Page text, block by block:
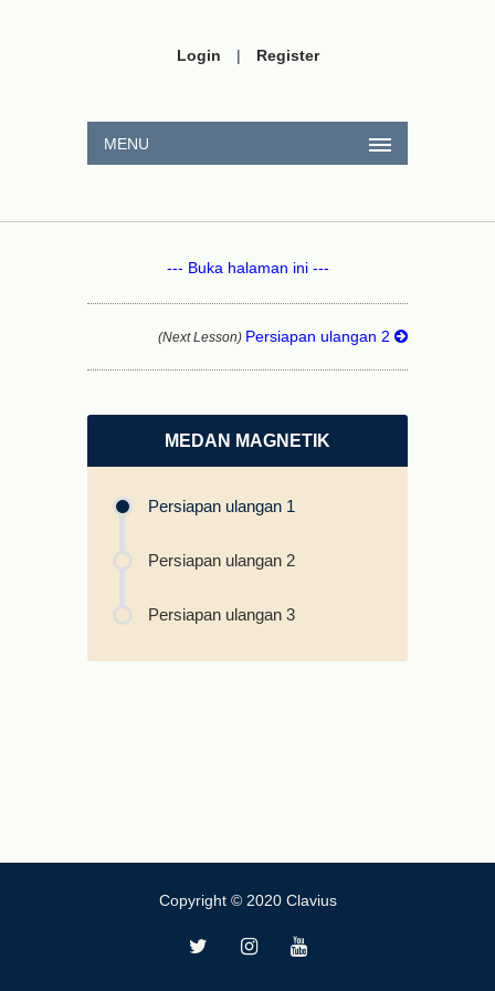
Login | Register
MENU
--- Buka halaman ini ---
(Next Lesson) Persiapan ulangan 2
MEDAN MAGNETIK
Persiapan ulangan 1
Persiapan ulangan 2
Persiapan ulangan 3
Copyright © 2020 Clavius